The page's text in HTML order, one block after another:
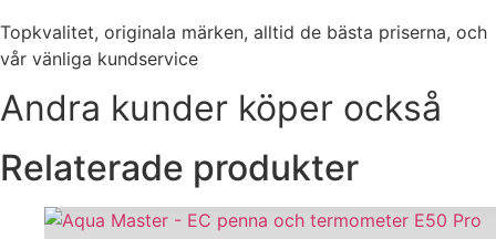
Topkvalitet, originala märken, alltid de bästa priserna, och
vår vänliga kundservice
Andra kunder köper också
Relaterade produkter